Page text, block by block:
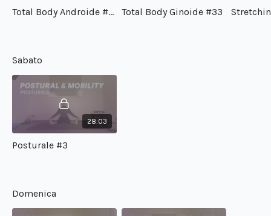
Total Body Androide #42 Total Body Ginoide #33
Sabato
28:03
Posturale #3
Domenica